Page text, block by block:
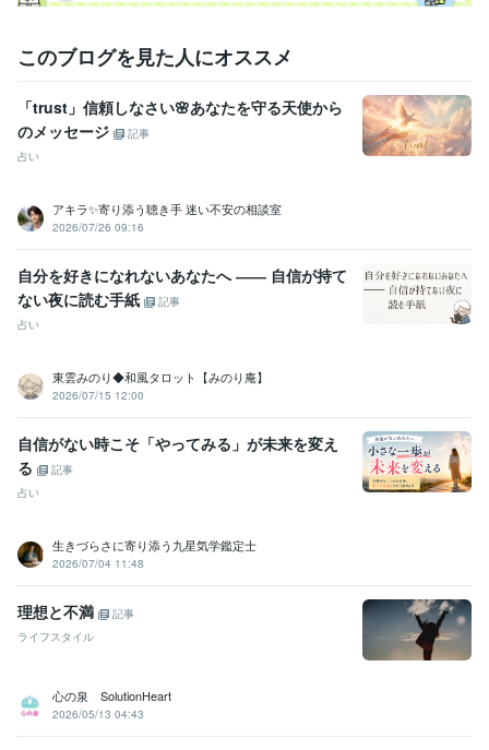
このブログを見た人にオススメ
「trust」信頼しなさい🌸あなたを守る天使から
のメッセージ
記事
占い
アキラ✨寄り添う聴き手 迷い不安の相談室
2026/07/26 09:16
自分を好きになれないあなたへ ―― 自信が持て
ない夜に読む手紙
記事
占い
東雲みのり◆和風タロット【みのり庵】
2026/07/15 12:00
自信がない時こそ「やってみる」が未来を変え
る
記事
占い
生きづらさに寄り添う九星気学鑑定士
2026/07/04 11:48
理想と不満
記事
ライフスタイル
心の泉 SolutionHeart
2026/05/13 04:43